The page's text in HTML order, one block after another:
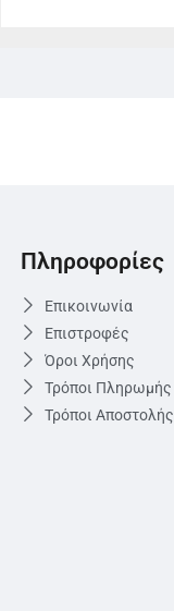
Πληροφορίες
Επικοινωνία
Επιστροφές
Όροι Χρήσης
Τρόποι Πληρωμής
Τρόποι Αποστολής